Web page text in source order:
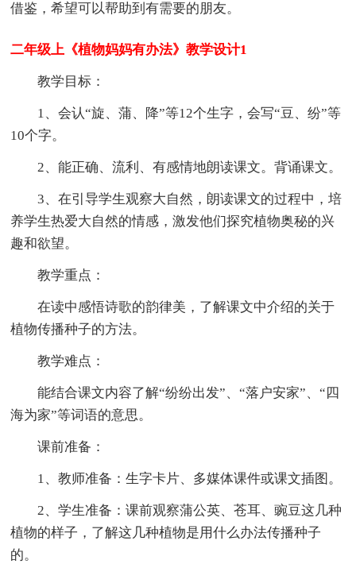
借鉴，希望可以帮助到有需要的朋友。
二年级上《植物妈妈有办法》教学设计1
教学目标：
1、会认“旋、蒲、降”等12个生字，会写“豆、纷”等
10个字。
2、能正确、流利、有感情地朗读课文。背诵课文。
3、在引导学生观察大自然，朗读课文的过程中，培
养学生热爱大自然的情感，激发他们探究植物奥秘的兴
趣和欲望。
教学重点：
在读中感悟诗歌的韵律美，了解课文中介绍的关于
植物传播种子的方法。
教学难点：
能结合课文内容了解“纷纷出发”、“落户安家”、“四
海为家”等词语的意思。
课前准备：
1、教师准备：生字卡片、多媒体课件或课文插图。
2、学生准备：课前观察蒲公英、苍耳、豌豆这几种
植物的样子，了解这几种植物是用什么办法传播种子
的。